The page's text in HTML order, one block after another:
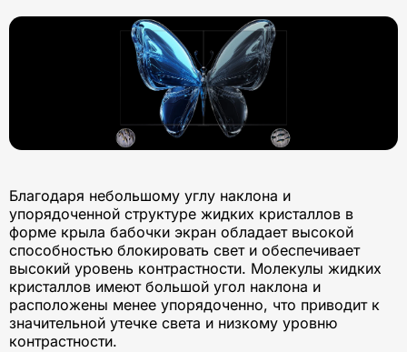
Благодаря небольшому углу наклона и
упорядоченной структуре жидких кристаллов в
форме крыла бабочки экран обладает высокой
способностью блокировать свет и обеспечивает
высокий уровень контрастности. Молекулы жидких
кристаллов имеют большой угол наклона и
расположены менее упорядоченно, что приводит к
значительной утечке света и низкому уровню
контрастности.